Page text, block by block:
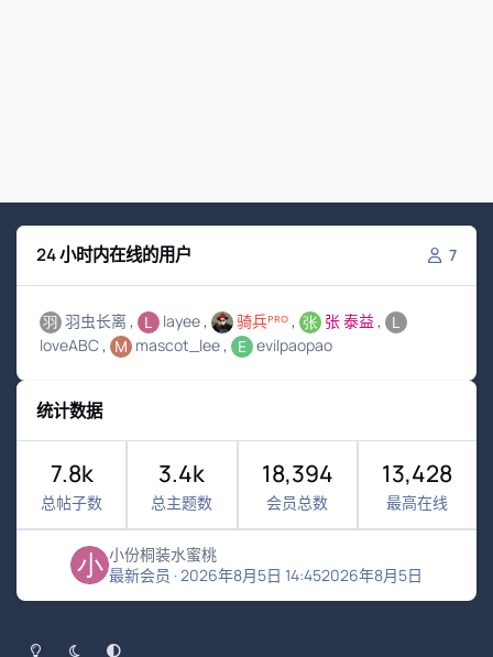
24 小时内在线的用户 7
羽虫长离 layee 骑兵ᴾᴿᴼ
张 泰益
loveABC
mascot_lee evilpaopao
统计数据
7.8k
总帖子数
3.4k
总主题数
18,394
会员总数
13,428
最高在线
小份桐装水蜜桃
最新会员 ·2026年8月5日 14:452026年8月5日
浅色模式黑暗模式系统偏好